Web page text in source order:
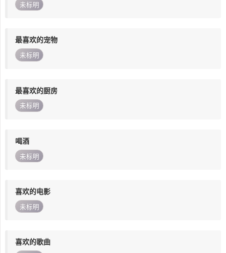
未标明
最喜欢的宠物
未标明
最喜欢的厨房
未标明
喝酒
未标明
喜欢的电影
未标明
喜欢的歌曲